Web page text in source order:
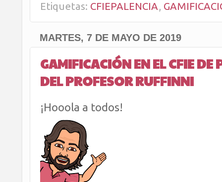
Etiquetas: CFIEPALENCIA,
MARTES, 7 DE MAYO DE 2019
GAMIFICACIÓN EN EL CFIE
DEL PROFESOR RUFFINNI
¡Hooola a todos!